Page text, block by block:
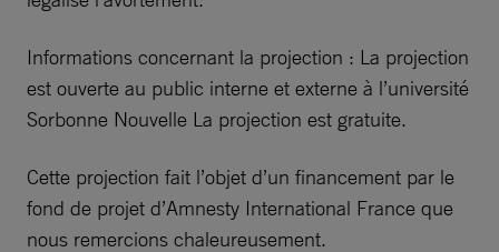
Informations concernant la projection : La projection
est ouverte au public interne et externe à l’université
Sorbonne Nouvelle La projection est gratuite.
Cette projection fait l’objet d’un financement par le
fond de projet d’Amnesty International France que
nous remercions chaleureusement.